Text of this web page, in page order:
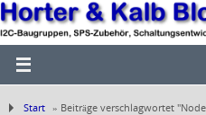
Start » Beiträge verschlagwortet